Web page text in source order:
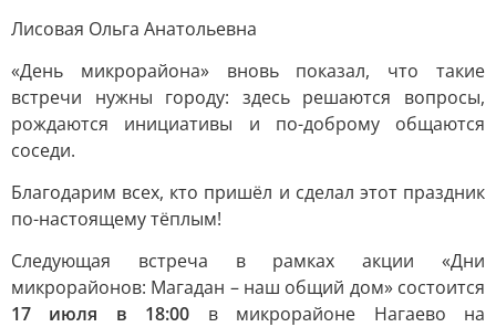
Лисовая Ольга Анатольевна
«День микрорайона» вновь показал, что такие
встречи нужны городу: здесь решаются вопросы,
рождаются инициативы и по-доброму общаются
соседи.
Благодарим всех, кто пришёл и сделал этот праздник
по-настоящему тёплым!
Следующая встреча в рамках акции «Дни
микрорайонов: Магадан – наш общий дом» состоится
17 июля в 18:00 в микрорайоне Нагаево на